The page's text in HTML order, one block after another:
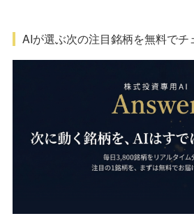
AIが選ぶ次の注目銘柄を無料でチ